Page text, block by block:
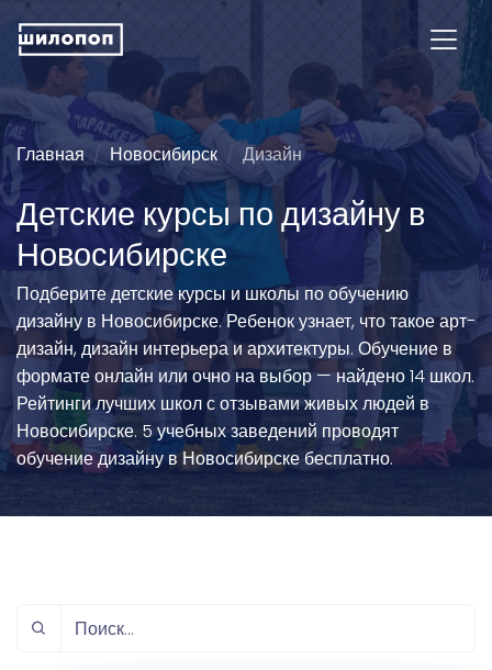
Главная Новосибирск Дизайн
Детские курсы по дизайну в
Новосибирске
Подберите детские курсы и школы по обучению
дизайну в Новосибирске. Ребенок узнает, что такое арт-
дизайн, дизайн интерьера и архитектуры. Обучение в
формате онлайн или очно на выбор — найдено 14 школ.
Рейтинги лучших школ с отзывами живых людей в
Новосибирске. 5 учебных заведений проводят
обучение дизайну в Новосибирске бесплатно.